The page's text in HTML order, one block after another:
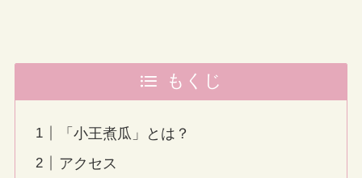
もくじ
「小王煮瓜」とは？
アクセス